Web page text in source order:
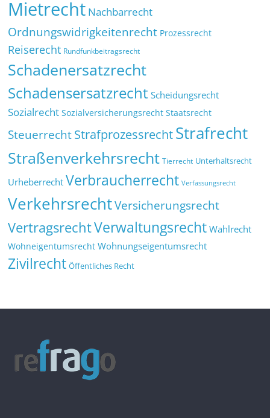
Mietrecht Nachbarrecht
Ordnungswidrigkeitenrecht Prozessrecht
Reiserecht Rundfunkbeitragsrecht
Schadenersatzrecht
Schadensersatzrecht Scheidungsrecht
Sozialrecht Sozialversicherungsrecht Staatsrecht
SteuerrechtStrafprozessrechtStrafrecht
Straßenverkehrsrecht Tierrecht Unterhaltsrecht
Urheberrecht Verbraucherrecht Verfassungsrecht
VerkehrsrechtVersicherungsrecht
VertragsrechtVerwaltungsrecht Wahlrecht
Wohneigentumsrecht Wohnungseigentumsrecht
Zivilrecht Öffentliches Recht